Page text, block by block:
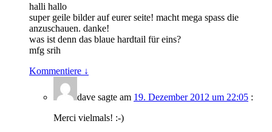
halli hallo
super geile bilder auf eurer seite! macht mega spass die
anzuschauen. danke!
was ist denn das blaue hardtail für eins?
mfg srih
Kommentiere ↓
dave sagte am 19. Dezember 2012 um 22:05 :
Merci vielmals! :-)